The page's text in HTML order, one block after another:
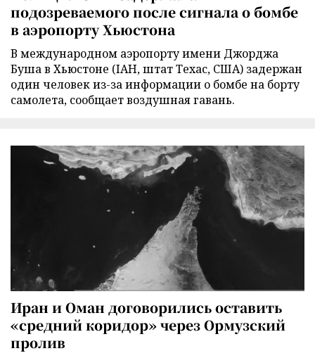
подозреваемого после сигнала о бомбе
в аэропорту Хьюстона
В международном аэропорту имени Джорджа
Буша в Хьюстоне (IAH, штат Техас, США) задержан
один человек из-за информации о бомбе на борту
самолета, сообщает воздушная гавань.
Иран и Оман договорились оставить
«средний коридор» через Ормузский
пролив